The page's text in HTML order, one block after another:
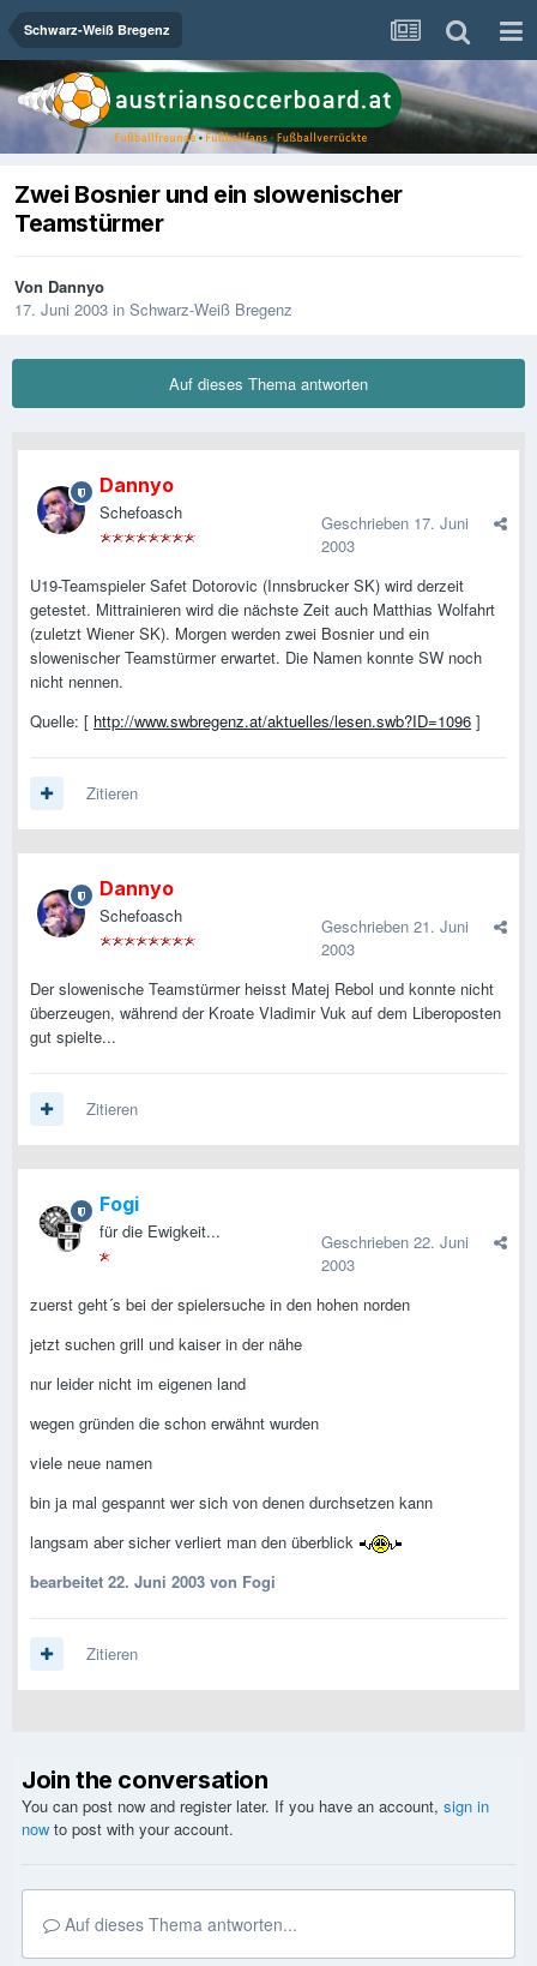
Schwarz-Weiß Bregenz
Zwei Bosnier und ein slowenischer
Teamstürmer
Von Dannyo
17. Juni 2003 in Schwarz-Weiß Bregenz
Auf dieses Thema antworten
Dannyo
Schefoasch Geschrieben 17. Juni
2003
U19-Teamspieler Safet Dotorovic (Innsbrucker SK) wird derzeit
getestet. Mittrainieren wird die nächste Zeit auch Matthias Wolfahrt
(zuletzt Wiener SK). Morgen werden zwei Bosnier und ein
slowenischer Teamstürmer erwartet. Die Namen konnte SW noch
nicht nennen.
Quelle: [ http://www.swbregenz.at/aktuelles/lesen.swb?ID=1096 ]
Zitieren
Dannyo
Schefoasch Geschrieben 21. Juni
2003
Der slowenische Teamstürmer heisst Matej Rebol und konnte nicht
überzeugen, während der Kroate Vladimir Vuk auf dem Liberoposten
gut spielte...
Zitieren
Fogi
für die Ewigkeit... Geschrieben 22. Juni
2003
zuerst geht´s bei der spielersuche in den hohen norden
jetzt suchen grill und kaiser in der nähe
nur leider nicht im eigenen land
wegen gründen die schon erwähnt wurden
viele neue namen
bin ja mal gespannt wer sich von denen durchsetzen kann
langsam aber sicher verliert man den überblick
bearbeitet 22. Juni 2003 von Fogi
Zitieren
Join the conversation
You can post now and register later. If you have an account, sign in
now to post with your account.
Auf dieses Thema antworten...